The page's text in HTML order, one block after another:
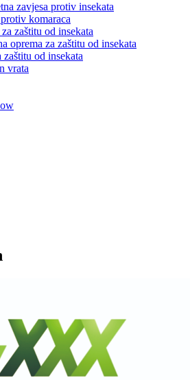
zavjesa protiv insekata
komaraca
zaštitu od insekata
oprema za zaštitu od insekata
zaštitu od insekata
vrata